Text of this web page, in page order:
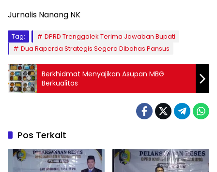
Jurnalis Nanang NK
Tag:
DPRD Trenggalek Terima Jawaban Bupati
Dua Raperda Strategis Segera Dibahas Pansus
Berkhidmat Menyajikan Asupan MBG
Berkualitas
Pos Terkait